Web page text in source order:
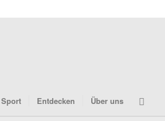
Sport Entdecken Über uns